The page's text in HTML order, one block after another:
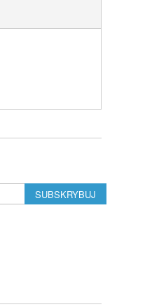
SUBSKRYBUJ